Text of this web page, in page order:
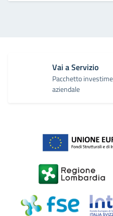
Vai a Servizio
Pacchetto
aziendale